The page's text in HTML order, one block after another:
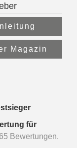
Magazin
für
Bewertungen.